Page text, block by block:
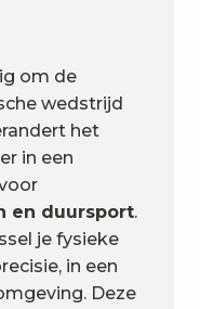
om de
wedstrijd
het
in een
en duursport.
je fysieke
in een
Deze